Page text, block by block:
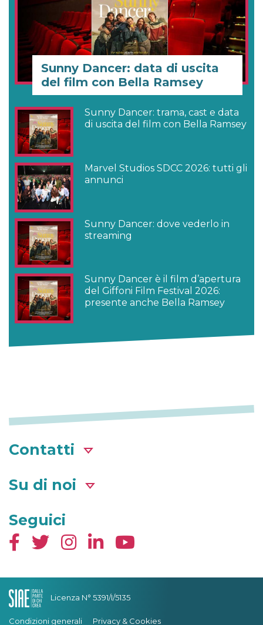
Sunny Dancer: data di uscita
del film con Bella Ramsey
Sunny Dancer: trama, cast e data
di uscita del film con Bella Ramsey
Marvel Studios SDCC 2026: tutti gli
annunci
Sunny Dancer: dove vederlo in
streaming
Sunny Dancer è il film d’apertura
del Giffoni Film Festival 2026:
presente anche Bella Ramsey
Contatti
Su di noi
Seguici
Licenza N° 5391/I/5135
Condizioni generali Privacy & Cookies